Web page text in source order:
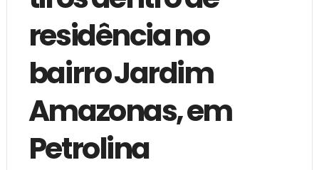
residência no
bairro Jardim
Amazonas, em
Petrolina